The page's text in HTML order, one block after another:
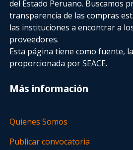
del Estado Peruano. Buscamos
transparencia de las compras
las instituciones a encontrar a
proveedores.
Esta página tiene como fuente,
proporcionada por SEACE.
Más información
Quienes Somos
Publicar convocatoria